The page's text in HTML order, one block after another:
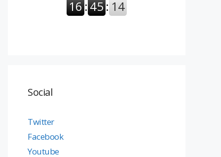
Social
Twitter
Facebook
Youtube